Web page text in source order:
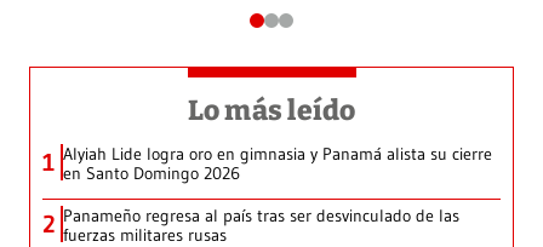
Lo más leído
1 Alyiah Lide logra oro en gimnasia y Panamá alista su cierre
en Santo Domingo 2026
2 Panameño regresa al país tras ser desvinculado de las
fuerzas militares rusas